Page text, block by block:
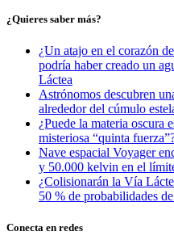
¿Quieres saber más?
¿Un atajo en el corazón
podría haber creado un
Láctea
Astrónomos descubren
alrededor del cúmulo
¿Puede la materia oscura
misteriosa “quinta
Nave espacial Voyager
y 50.000 kelvin en el
¿Colisionarán la Vía
50 % de probabilidades
Conecta en redes